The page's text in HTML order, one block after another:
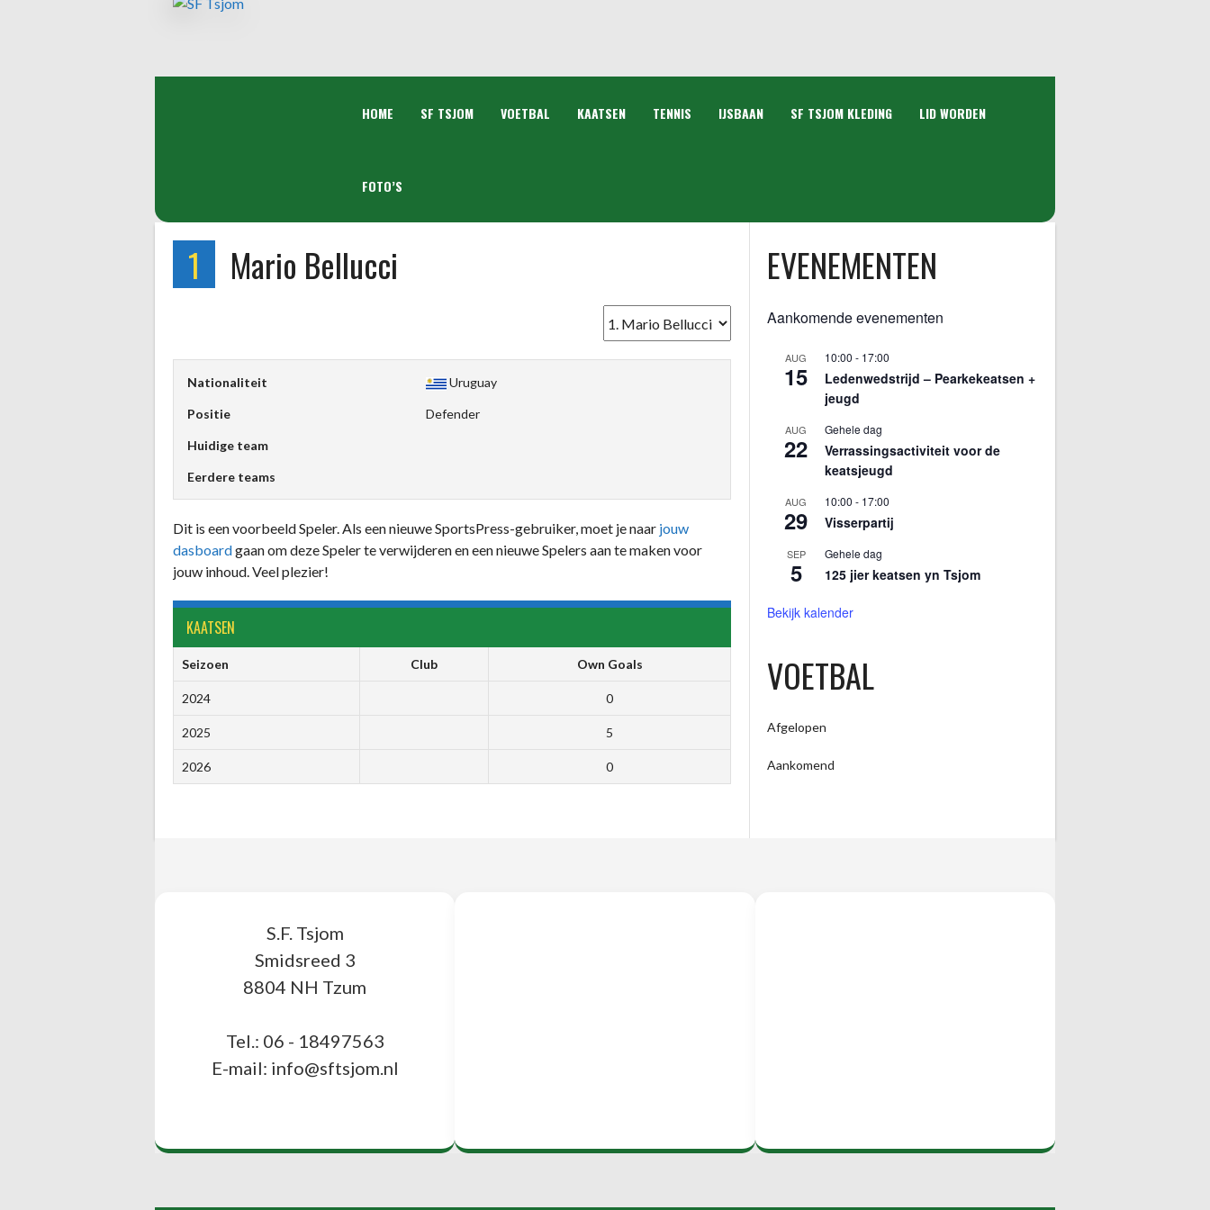
HOME SF TSJOM VOETBAL KAATSEN TENNIS IJSBAAN SF TSJOM KLEDING LID WORDEN
FOTO’S
1 Mario Bellucci
Nationaliteit Uruguay
Positie Defender
Huidige team
Eerdere teams
Dit is een voorbeeld Speler. Als een nieuwe SportsPress-gebruiker, moet je naar jouw
dasboardgaan om deze Speler te verwijderen en een nieuwe Spelers aan te maken voor
jouw inhoud. Veel plezier!
KAATSEN
Seizoen Club Own Goals
2024 0
2025 5
2026 0
EVENEMENTEN
Aankomende evenementen
AUG
15
10:00 - 17:00
Ledenwedstrijd – Pearkekeatsen +
jeugd
AUG
22
Gehele dag
Verrassingsactiviteit voor de
keatsjeugd
AUG
29
10:00 - 17:00
Visserpartij
SEP
5
Gehele dag
125 jier keatsen yn Tsjom
Bekijk kalender
VOETBAL
Afgelopen
Aankomend
S.F. Tsjom
Smidsreed 3
8804 NH Tzum
Tel.: 06 - 18497563
E-mail: info@sftsjom.nl